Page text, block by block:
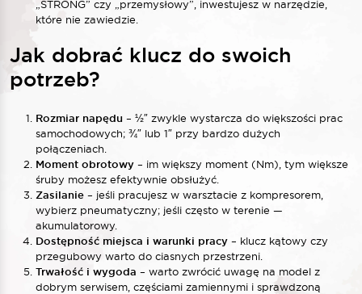
„STRONG” czy „przemysłowy”, inwestujesz w narzędzie,
które nie zawiedzie.
Jak dobrać klucz do swoich
potrzeb?
Rozmiar napędu – ½″ zwykle wystarcza do większości prac
samochodowych; ¾″ lub 1″ przy bardzo dużych
połączeniach.
Moment obrotowy – im większy moment (Nm), tym większe
śruby możesz efektywnie obsłużyć.
Zasilanie – jeśli pracujesz w warsztacie z kompresorem,
wybierz pneumatyczny; jeśli często w terenie —
akumulatorowy.
Dostępność miejsca i warunki pracy – klucz kątowy czy
przegubowy warto do ciasnych przestrzeni.
Trwałość i wygoda – warto zwrócić uwagę na model z
dobrym serwisem, częściami zamiennymi i sprawdzoną